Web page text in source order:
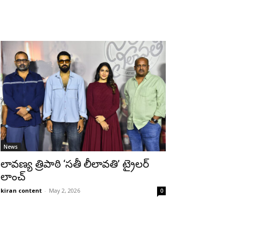
News
లావణ్య త్రిపాఠి ‘సతీ లీలావతి’ ట్రైలర్
లాంచ్
kiran content - May 2, 2026 0